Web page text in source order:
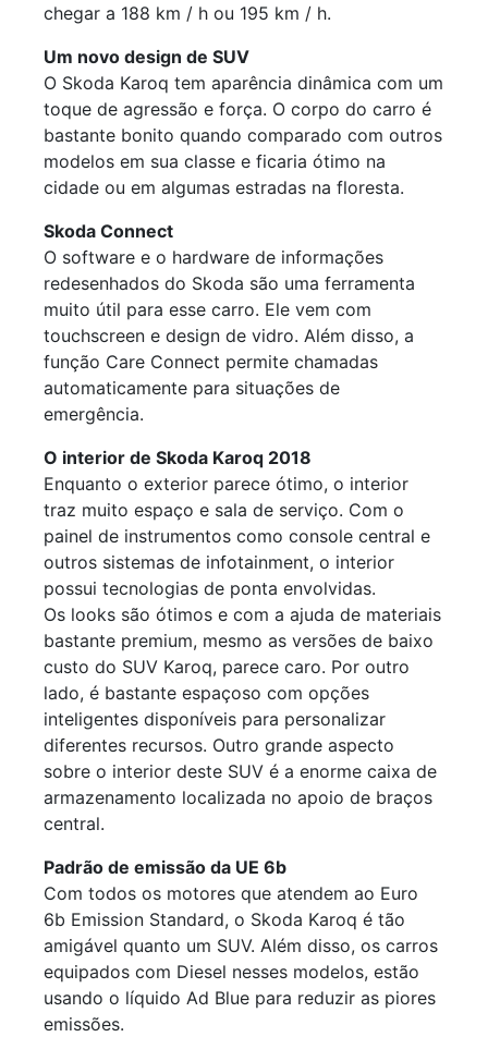
chegar a 188 km / h ou 195 km / h.
Um novo design de SUV
O Skoda Karoq tem aparência dinâmica com um
toque de agressão e força. O corpo do carro é
bastante bonito quando comparado com outros
modelos em sua classe e ficaria ótimo na
cidade ou em algumas estradas na floresta.
Skoda Connect
O software e o hardware de informações
redesenhados do Skoda são uma ferramenta
muito útil para esse carro. Ele vem com
touchscreen e design de vidro. Além disso, a
função Care Connect permite chamadas
automaticamente para situações de
emergência.
O interior de Skoda Karoq 2018
Enquanto o exterior parece ótimo, o interior
traz muito espaço e sala de serviço. Com o
painel de instrumentos como console central e
outros sistemas de infotainment, o interior
possui tecnologias de ponta envolvidas.
Os looks são ótimos e com a ajuda de materiais
bastante premium, mesmo as versões de baixo
custo do SUV Karoq, parece caro. Por outro
lado, é bastante espaçoso com opções
inteligentes disponíveis para personalizar
diferentes recursos. Outro grande aspecto
sobre o interior deste SUV é a enorme caixa de
armazenamento localizada no apoio de braços
central.
Padrão de emissão da UE 6b
Com todos os motores que atendem ao Euro
6b Emission Standard, o Skoda Karoq é tão
amigável quanto um SUV. Além disso, os carros
equipados com Diesel nesses modelos, estão
usando o líquido Ad Blue para reduzir as piores
emissões.